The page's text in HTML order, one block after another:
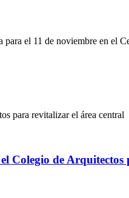
el 11 de noviembre en el
Colegio de